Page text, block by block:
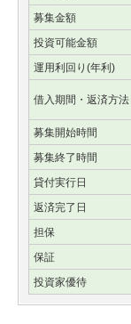
募集金額
投資可能金額
運用利回り(年利)
借入期間・返済方法
募集開始時間
募集終了時間
貸付実行日
返済完了日
担保
保証
投資家優待